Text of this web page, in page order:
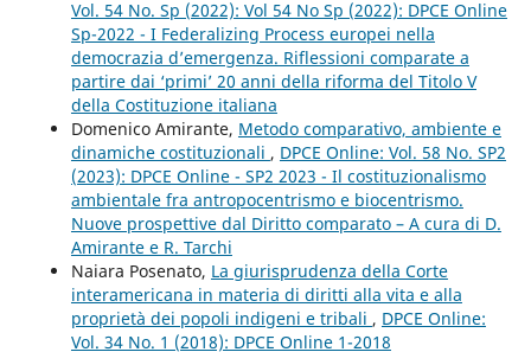
Vol. 54 No. Sp (2022): Vol 54 No Sp (2022): DPCE Online
Sp-2022 - I Federalizing Process europei nella
democrazia d’emergenza. Riflessioni comparate a
partire dai ‘primi’ 20 anni della riforma del Titolo V
della Costituzione italiana
Domenico Amirante, Metodo comparativo, ambiente e
dinamiche costituzionali , DPCE Online: Vol. 58 No. SP2
(2023): DPCE Online - SP2 2023 - Il costituzionalismo
ambientale fra antropocentrismo e biocentrismo.
Nuove prospettive dal Diritto comparato – A cura di D.
Amirante e R. Tarchi
Naiara Posenato, La giurisprudenza della Corte
interamericana in materia di diritti alla vita e alla
proprietà dei popoli indigeni e tribali , DPCE Online:
Vol. 34 No. 1 (2018): DPCE Online 1-2018